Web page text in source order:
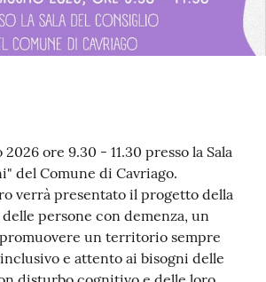
ore 9.30 - 11.30 presso la Sala
del Comune di Cavriago.
verrà presentato il progetto della
persone con demenza, un
un territorio sempre
e attento ai bisogni delle